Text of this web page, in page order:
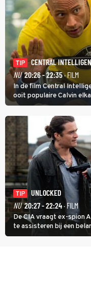
TIP
CENTRAL
NU 20:26 - 22:35· FILM
In de film Central
ooit populaire Calvin
inmiddels supergespierd
goed kan gebruiken.
TIP
UNLOCKED
NU 20:27 - 22:24· FILM
De CIA vraagt ex-spion
te assisteren bij een
degene die haar